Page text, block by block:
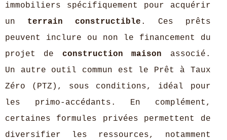
immobiliers spécifiquement pour acquérir
un terrain constructible . Ces prêts
peuvent inclure ou non le financement du
projet de construction maison associé.
Un autre outil commun est le Prêt à Taux
Zéro (PTZ), sous conditions, idéal pour
les primo-accédants. En complément,
certaines formules privées permettent de
diversifier les ressources, notamment